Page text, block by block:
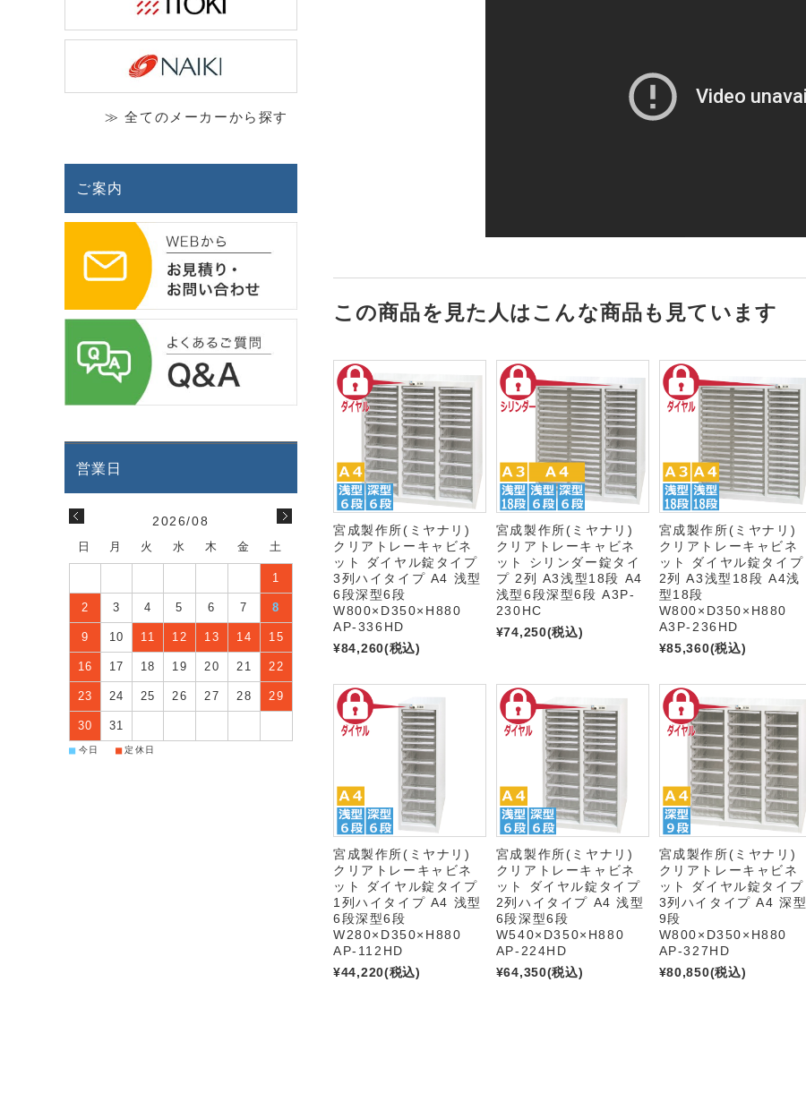
この商品を見た人はこんな商品も見ています
宮成製作所(ミヤナリ)
クリアトレーキャビネ
ット ダイヤル錠タイプ
3列ハイタイプ A4 浅型
6段深型6段
W800×D350×H880
AP-336HD
¥84,260(税込)
宮成製作所(ミヤナリ)
クリアトレーキャビネ
ット シリンダー錠タイ
プ 2列 A3浅型18段 A4
浅型6段深型6段 A3P-
230HC
¥74,250(税込)
宮成製作所(ミヤナリ)
クリアトレーキャビネ
ット ダイヤル錠タイプ
2列 A3浅型18段 A4浅
型18段
W800×D350×H880
A3P-236HD
¥85,360(税込)
宮成製作所(ミヤナリ)
クリアトレーキャビネ
ット ダイヤル錠タイプ
1列ハイタイプ A4 浅型
6段深型6段
W280×D350×H880
AP-112HD
¥44,220(税込)
宮成製作所(ミヤナリ)
クリアトレーキャビネ
ット ダイヤル錠タイプ
2列ハイタイプ A4 浅型
6段深型6段
W540×D350×H880
AP-224HD
¥64,350(税込)
宮成製作所(ミヤナリ)
クリアトレーキャビネ
ット ダイヤル錠タイプ
3列ハイタイプ A4 深型
9段
W800×D350×H880
AP-327HD
¥80,850(税込)
≫ 全てのメーカーから探す
ご案内
2026/08
日 月 火 水 木 金 土
1
2 3 4 5 6 7 8
9 10 11 12 13 14 15
16 17 18 19 20 21 22
23 24 25 26 27 28 29
30 31
■ 今日 ■ 定休日